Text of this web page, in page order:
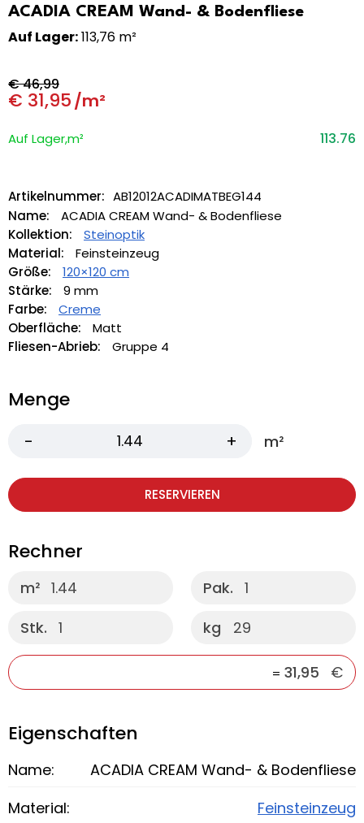
ACADIA CREAM Wand- & Bodenfliese
Auf Lager:113,76 m²
€46,99
€ 31,95/m²
Auf Lager,m² 113.76
Artikelnummer: AB12012ACADIMATBEG144
Name:
ACADIA CREAM Wand- & Bodenfliese
Kollektion:
Steinoptik
Material:
Feinsteinzeug
Größe:
120×120 cm
Stärke:
9 mm
Farbe:
Creme
Oberfläche:
Matt
Fliesen-Abrieb:
Gruppe 4
Menge
m²
RESERVIEREN
Rechner
m² 1.44
Stk. 1
Pak.
1
kg
29
= 31,95 €
Eigenschaften
Name:
ACADIA CREAM Wand- & Bodenfliese
Material:
Feinsteinzeug